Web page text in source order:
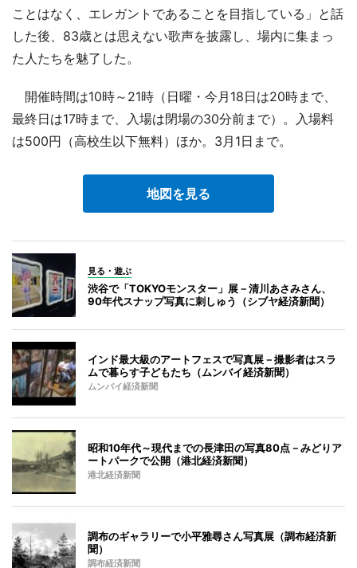
ことはなく、エレガントであることを目指している」と話
した後、83歳とは思えない歌声を披露し、場内に集まっ
た人たちを魅了した。
開催時間は10時～21時（日曜・今月18日は20時まで、
最終日は17時まで、入場は閉場の30分前まで）。入場料
は500円（高校生以下無料）ほか。3月1日まで。
地図を見る
見る・遊ぶ
渋谷で「TOKYOモンスター」展－清川あさみさん、
90年代スナップ写真に刺しゅう（シブヤ経済新聞）
インド最大級のアートフェスで写真展－撮影者はスラ
ムで暮らす子どもたち（ムンバイ経済新聞）
ムンバイ経済新聞
昭和10年代～現代までの長津田の写真80点－みどりア
ートパークで公開（港北経済新聞）
港北経済新聞
調布のギャラリーで小平雅尋さん写真展（調布経済新
聞）
調布経済新聞